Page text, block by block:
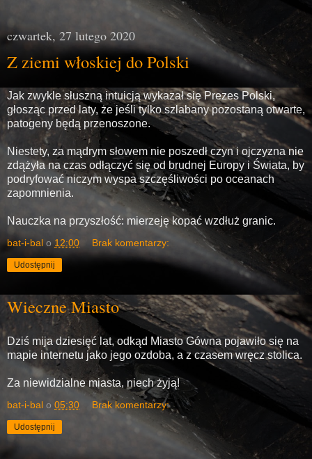
czwartek, 27 lutego 2020
Z ziemi włoskiej do Polski
Jak zwykle słuszną intuicją wykazał się Prezes Polski,
głosząc przed laty, że jeśli tylko szlabany pozostaną otwarte,
patogeny będą przenoszone.
Niestety, za mądrym słowem nie poszedł czyn i ojczyzna nie
zdążyła na czas odłączyć się od brudnej Europy i Świata, by
podryfować niczym wyspa szczęśliwości po oceanach
zapomnienia.
Nauczka na przyszłość: mierzeję kopać wzdłuż granic.
bat-i-bal o 12:00 Brak komentarzy:
Udostępnij
Wieczne Miasto
Dziś mija dziesięć lat, odkąd Miasto Gówna pojawiło się na
mapie internetu jako jego ozdoba, a z czasem wręcz stolica.
Za niewidzialne miasta, niech żyją!
bat-i-bal o 05:30 Brak komentarzy:
Udostępnij